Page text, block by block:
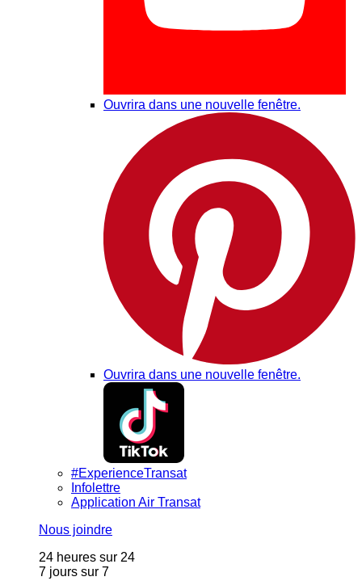
Ouvrira dans une nouvelle fenêtre.
Ouvrira dans une nouvelle fenêtre.
#ExperienceTransat
Infolettre
Application Air Transat
Nous joindre
24 heures sur 24
7 jours sur 7